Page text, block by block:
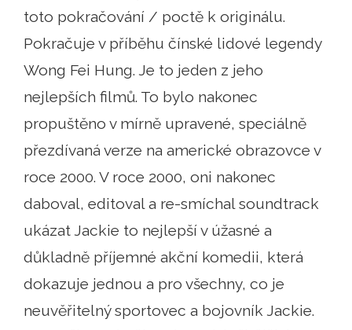
toto pokračování / poctě k originálu.
Pokračuje v příběhu čínské lidové legendy
Wong Fei Hung. Je to jeden z jeho
nejlepších filmů. To bylo nakonec
propuštěno v mírně upravené, speciálně
přezdívaná verze na americké obrazovce v
roce 2000. V roce 2000, oni nakonec
daboval, editoval a re-smíchal soundtrack
ukázat Jackie to nejlepší v úžasné a
důkladně příjemné akční komedii, která
dokazuje jednou a pro všechny, co je
neuvěřitelný sportovec a bojovník Jackie.